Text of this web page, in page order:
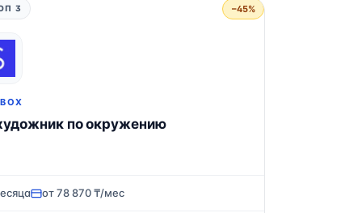
3 −45%
по окружению
от 78 870 ₸/мес